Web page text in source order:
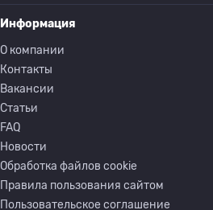
Информация
О компании
Контакты
Вакансии
Статьи
FAQ
Новости
Обработка файлов cookie
Правила пользования сайтом
Пользовательское соглашение